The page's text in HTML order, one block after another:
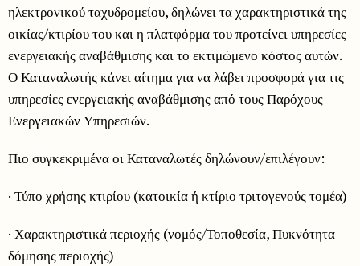
ηλεκτρονικού ταχυδρομείου, δηλώνει τα χαρακτηριστικά της
οικίας/κτιρίου του και η πλατφόρμα του προτείνει υπηρεσίες
ενεργειακής αναβάθμισης και το εκτιμώμενο κόστος αυτών.
Ο Καταναλωτής κάνει αίτημα για να λάβει προσφορά για τις
υπηρεσίες ενεργειακής αναβάθμισης από τους Παρόχους
Ενεργειακών Υπηρεσιών.
Πιο συγκεκριμένα οι Καταναλωτές δηλώνουν/επιλέγουν:
· Τύπο χρήσης κτιρίου (κατοικία ή κτίριο τριτογενούς τομέα)
· Χαρακτηριστικά περιοχής (νομός/Τοποθεσία, Πυκνότητα
δόμησης περιοχής)